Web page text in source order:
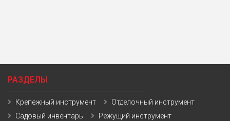
РАЗДЕЛЫ
Крепежный инструмент
Отделочный инструмент
Садовый инвентарь
Режущий инструмент